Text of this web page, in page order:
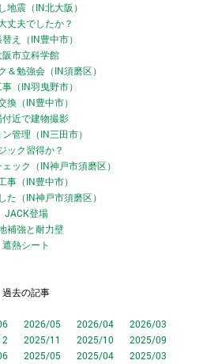
地震（IN北大阪）
丈夫でしたか？
え（IN豊中市）
阪市立科学館
＆勉強会（IN須磨区）
（IN羽曳野市）
換（IN豊中市）
付近で建物撮影
管理（IN三田市）
ック習得か？
ック（IN神戸市須磨区）
事（IN豊中市）
た（IN神戸市須磨区）
JACK登場
補強と耐力壁
遮熱シート
過去の記事
2026/05 2026/04
2026/03
2025/11 2025/10
2025/09
2025/05 2025/04
2025/03